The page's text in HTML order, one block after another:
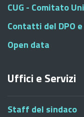
CUG - Comitato
Contatti del DPO
Open data
Uffici e Servizi
Staff del sindaco